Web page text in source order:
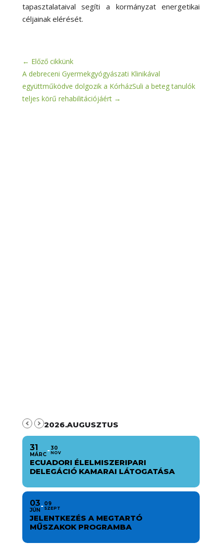
tapasztalataival segíti a kormányzat energetikai
céljainak elérését.
← Előző cikkünk
A debreceni Gyermekgyógyászati Klinikával
együttműködve dolgozik a KórházSuli a beteg tanulók
teljes körű rehabilitációjáért→
2026.AUGUSZTUS
31
MÁRC
30
NOV
ECUADORI ÉLELMISZERIPARI
DELEGÁCIÓ KAMARAI LÁTOGATÁSA
03
JÚN
09
SZEPT
JELENTKEZÉS A MEGTARTÓ
MŰSZAKOK PROGRAMBA